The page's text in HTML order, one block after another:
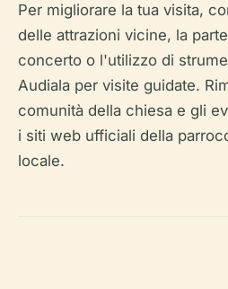
Per migliorare la tua visita,
delle attrazioni vicine, la
concerto o l'utilizzo di
Audiala per visite guidate.
comunità della chiesa e gli
i siti web ufficiali della
locale.